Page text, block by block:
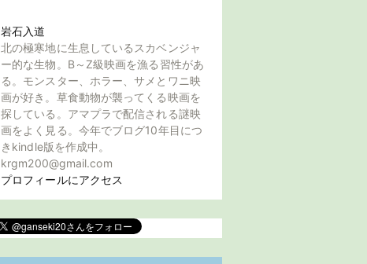
岩石入道
北の極寒地に生息しているスカベンジャ
ー的な生物。B～Z級映画を漁る習性があ
る。モンスター、ホラー、サメとワニ映
画が好き。草食動物が襲ってくる映画を
探している。アマプラで配信される謎映
画をよく見る。今年でブログ10年目につ
きkindle版を作成中。
krgm200@gmail.com
プロフィールにアクセス